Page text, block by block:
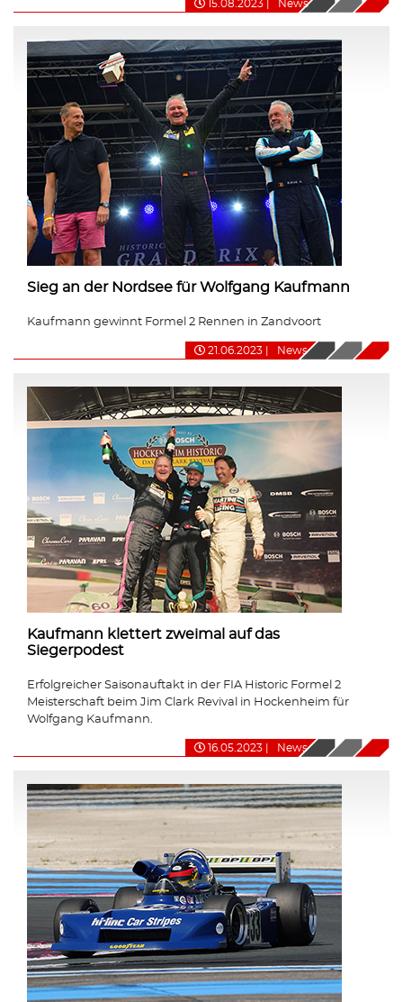
15.08.2023 News
Sieg an der Nordsee für Wolfgang Kaufmann
Kaufmann gewinnt Formel 2 Rennen in Zandvoort
21.06.2023 News
Kaufmann klettert zweimal auf das
Siegerpodest
Erfolgreicher Saisonauftakt in der FIA Historic Formel 2
Meisterschaft beim Jim Clark Revival in Hockenheim für
Wolfgang Kaufmann.
16.05.2023 News